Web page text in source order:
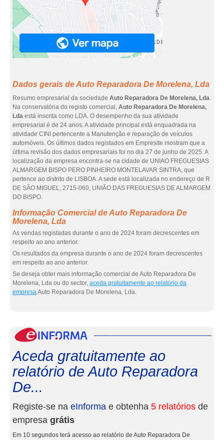
Dados gerais de Auto Reparadora De Morelena, Lda
Resumo empresarial da sociedade Auto Reparadora De Morelena, Lda.
Na conservatória do registo comercial, Auto Reparadora De Morelena,
Lda está inscrita como LDA. O desempenho da sua atividade
empresarial é de 24 anos. A atividade principal está enquadrada na
atividade CINI pertencente a Manutenção e reparação de veículos
automóveis. Os últimos dados registados em Empresite mostram que a
última revisão dos dados empresariais foi no dia 27 de junho de 2025. A
localização da empresa encontra-se na cidade de UNIAO FREGUESIAS
ALMARGEM BISPO PERO PINHEIRO MONTELAVAR SINTRA, que
pertence ao distrito de LISBOA. A sede está localizada no endereço de R
DE SÃO MIGUEL, 2715-060, UNIÃO DAS FREGUESIAS DE ALMARGEM
DO BISPO.
Informação Comercial de Auto Reparadora De
Morelena, Lda
As vendas registadas durante o ano de 2024 foram decrescentes em
respeito ao ano anterior.
Os resultados da empresa durante o ano de 2024 foram decrescentes
em respeito ao ano anterior.
Se deseja obter mais informação comercial de Auto Reparadora De
Morelena, Lda ou do sector, aceda gratuitamente ao relatório da
empresaAuto Reparadora De Morelena, Lda.
Aceda gratuitamente ao
relatório de Auto Reparadora
De...
Registe-se na eInforma e obtenha 5 relatórios de
empresa grátis
Em 10 segundos terá acesso ao relatório de Auto Reparadora De